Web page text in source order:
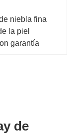
niebla fina
la piel
garantía
de